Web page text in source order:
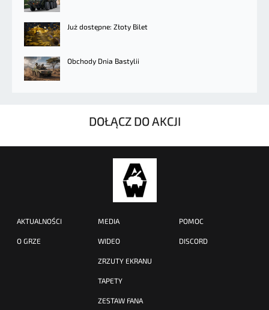
Już dostępne: Złoty Bilet
Obchody Dnia Bastylii
DOŁĄCZ DO AKCJI
AKTUALNOŚCI
O GRZE
MEDIA
WIDEO
ZRZUTY EKRANU
TAPETY
ZESTAW FANA
POMOC
DISCORD